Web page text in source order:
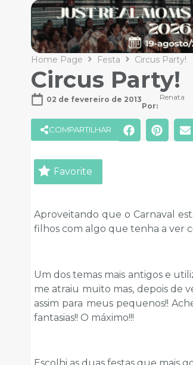
Home Page Festa Circus Party!
Circus Party!
02 de fevereiro de 2013
Por:
Renata
COMPARTILHAR
Favorite
Aproveitando que o Carnaval
filhos com algo que tenha a ver
Um dos temas mais antigos e
me atraiu muito mas, depois de
assim para meus pequenos!!
fantasias!! O máximo!!!